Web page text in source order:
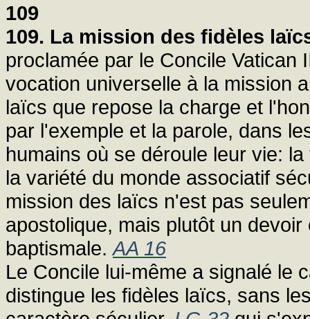
109
109. La mission des fidèles
proclamée par le Concile Vatican
vocation universelle à la mission
laïcs que repose la charge et
par l'exemple et la parole, dans
humains où se déroule leur vie:
la variété du monde associatif
mission des laïcs n'est pas
apostolique, mais plutôt un
baptismale.AA 16
Le Concile lui-même a signalé le
distingue les fidèles laïcs, sans